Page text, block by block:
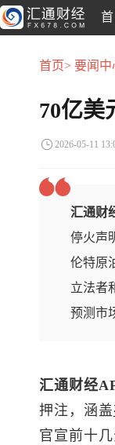
首页> 要闻中
70亿美
2026-05-11
汇通
停火声
伦特原
立法者
预测市
汇通财经
押注，涵盖
官宣前十